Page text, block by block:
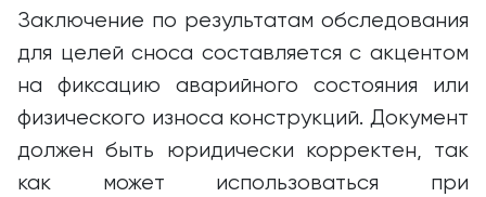
Заключение по результатам обследования
для целей сноса составляется с акцентом
на фиксацию аварийного состояния или
физического износа конструкций. Документ
должен быть юридически корректен, так
как может использоваться при